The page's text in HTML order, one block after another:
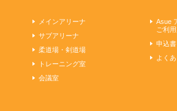
メインアリーナ
サブアリーナ
柔道場・剣道場
トレーニング室
会議室
Asue
ご利
申込
よく